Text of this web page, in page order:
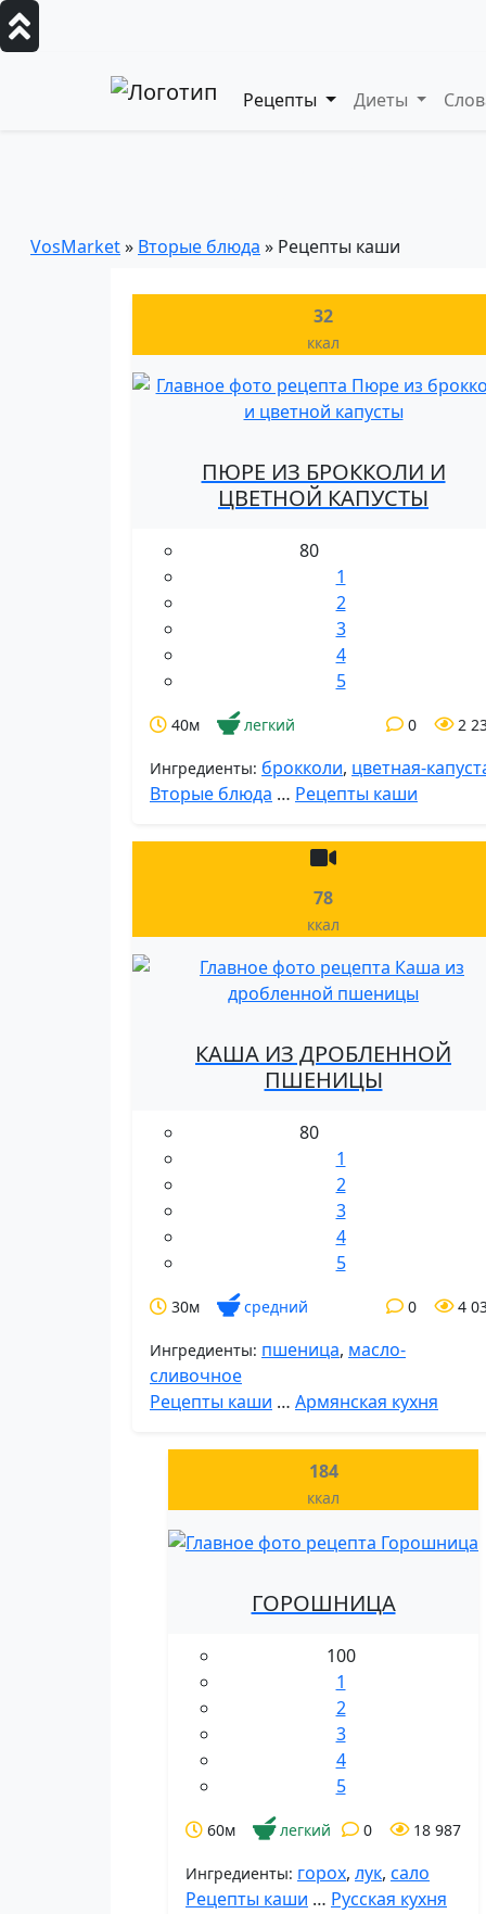
Рецепты Диеты
VosMarket» Вторые блюда » Рецепты каши
32
ккал
ПЮРЕ ИЗ БРОККОЛИ И
ЦВЕТНОЙ КАПУСТЫ
80
1
2
3
4
5
40м легкий 2
0
Ингредиенты: брокколи, цветная-
Вторые блюда … Рецепты каши
78
ккал
КАША ИЗ ДРОБЛЕННОЙ
ПШЕНИЦЫ
80
1
2
3
4
5
30м средний 4
0
Ингредиенты: пшеница, масло-
сливочное
Рецепты каши … Армянская кухня
184
ккал
ГОРОШНИЦА
100
1
2
3
4
5
60м легкий 18 987
0
Ингредиенты: горох, лук, сало
Рецепты каши … Русская кухня